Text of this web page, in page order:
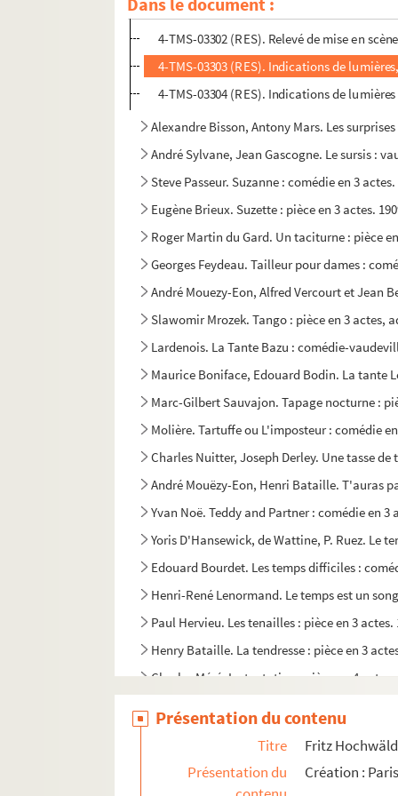
4-TMS-03301 (RES). Relevé de mise en
4-TMS-03302 (RES). Relevé de mise en
4-TMS-03303 (RES). Indications de
4-TMS-03304 (RES). Indications de
Alexandre Bisson, Antony Mars. Les
André Sylvane, Jean Gascogne. Le sursis :
Steve Passeur. Suzanne : comédie en 3 actes.
Eugène Brieux. Suzette : pièce en 3 actes.
Roger Martin du Gard. Un taciturne : pièce
Georges Feydeau. Tailleur pour dames :
André Mouezy-Eon, Alfred Vercourt et Jean
Slawomir Mrozek. Tango : pièce en 3 actes,
Lardenois. La Tante Bazu : comédie-
Maurice Boniface, Edouard Bodin. La tante
Marc-Gilbert Sauvajon. Tapage nocturne :
Molière. Tartuffe ou L'imposteur : comédie
Charles Nuitter, Joseph Derley. Une tasse de
André Mouëzy-Eon, Henri Bataille. T'auras
Yvan Noë. Teddy and Partner : comédie en 3
Yoris D'Hansewick, de Wattine, P. Ruez. Le
Edouard Bourdet. Les temps difficiles :
Henri-René Lenormand. Le temps est un
Paul Hervieu. Les tenailles : pièce en 3 actes.
Henry Bataille. La tendresse : pièce en 3
Charles Méré. La tentation : pièce en 4 actes.
Margaret Kennedy, Basil Dean. Tessa, la
Présentation du contenu
Titre
Fritz
Présentation du
Création :